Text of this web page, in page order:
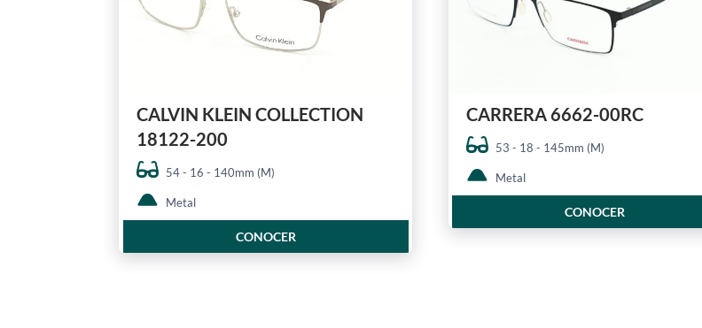
CALVIN KLEIN COLLECTION
18122-200
54 - 16 - 140mm (M)
Metal
CONOCER
CARRERA 6662-00RC
53 - 18 - 145mm (M)
Metal
CONOCER